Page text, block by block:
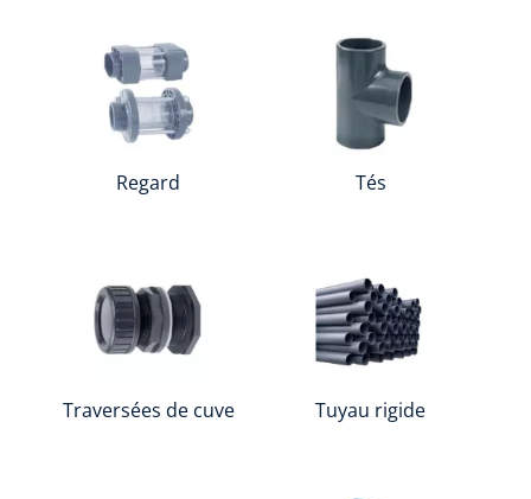
Regard Tés
Traversées de cuve Tuyau rigide